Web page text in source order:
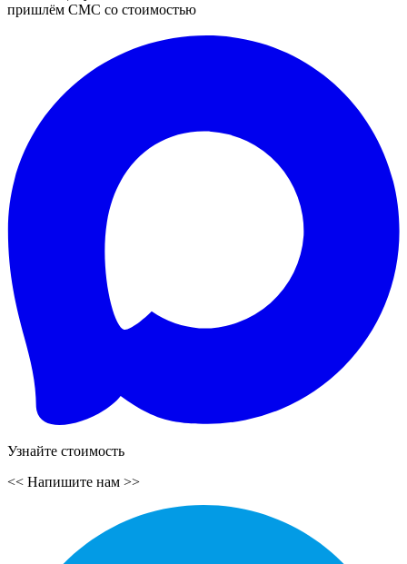
пришлём СМС со стоимостью
Узнайте стоимость
<< Напишите нам >>